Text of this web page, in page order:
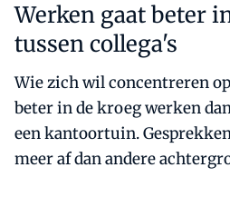
Werken gaat beter
tussen collega's
Wie zich wil concentreren
beter in de kroeg werken
een kantoortuin.
meer af dan andere